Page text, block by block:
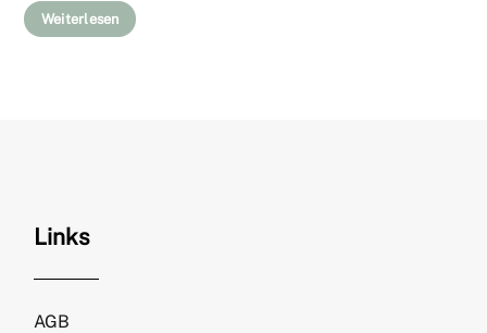
Weiterlesen
Links
AGB